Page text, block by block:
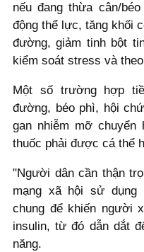
nếu đang thừa cân/
động thể lực, tăng khối
đường, giảm tinh bột
kiểm soát stress và
Một số trường hợp
đường, béo phì, hội
gan nhiễm mỡ chuyển
thuốc phải được cá thể
"Người dân cần thận
mạng xã hội sử dụng
chung để khiến người
insulin, từ đó dẫn dắt
năng.